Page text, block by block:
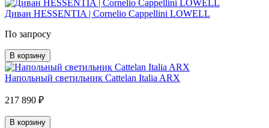
Диван HESSENTIA | Cornelio Cappellini LOWELL
По запросу
В корзину
Напольный светильник Cattelan Italia ARX
217 890 ₽
В корзину